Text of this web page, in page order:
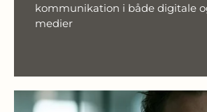
kommunikation i både digitale
medier